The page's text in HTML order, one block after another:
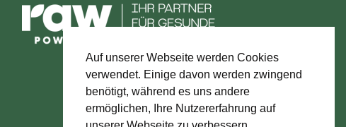
Auf unserer Webseite werden Cookies
verwendet. Einige davon werden zwingend
benötigt, während es uns andere
ermöglichen, Ihre Nutzererfahrung auf